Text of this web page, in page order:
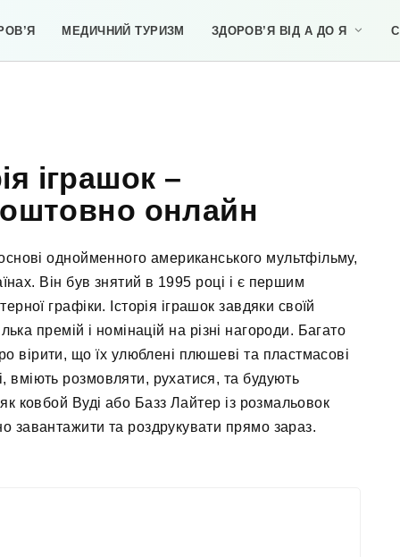
МЕДИЧНИЙ ТУРИЗМ ЗДОРОВ’Я ВІД А ДО Я
іграшок –
онлайн
однойменного американського мультфільму,
Він був знятий в 1995 році і є першим
графіки. Історія іграшок завдяки своїй
премій і номінацій на різні нагороди. Багато
вірити, що їх улюблені плюшеві та пластмасові
вміють розмовляти, рухатися, та будують
ковбой Вуді або Базз Лайтер із розмальовок
завантажити та роздрукувати прямо зараз.